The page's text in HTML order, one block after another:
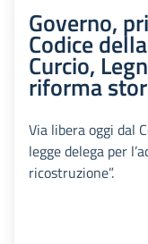
Governo,
Codice
Curcio,
riforma
Via libera oggi dal
legge delega per
ricostruzione”.